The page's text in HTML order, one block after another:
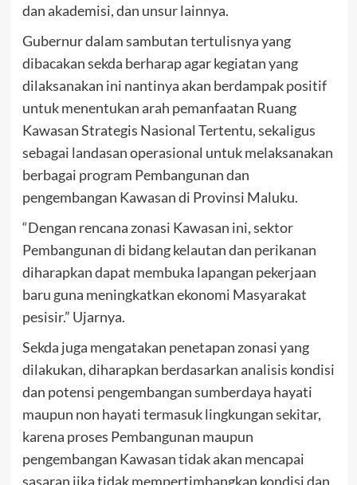
dan akademisi, dan unsur lainnya.
Gubernur dalam sambutan tertulisnya yang
dibacakan sekda berharap agar kegiatan yang
dilaksanakan ini nantinya akan berdampak positif
untuk menentukan arah pemanfaatan Ruang
Kawasan Strategis Nasional Tertentu, sekaligus
sebagai landasan operasional untuk melaksanakan
berbagai program Pembangunan dan
pengembangan Kawasan di Provinsi Maluku.
“Dengan rencana zonasi Kawasan ini, sektor
Pembangunan di bidang kelautan dan perikanan
diharapkan dapat membuka lapangan pekerjaan
baru guna meningkatkan ekonomi Masyarakat
pesisir.” Ujarnya.
Sekda juga mengatakan penetapan zonasi yang
dilakukan, diharapkan berdasarkan analisis kondisi
dan potensi pengembangan sumberdaya hayati
maupun non hayati termasuk lingkungan sekitar,
karena proses Pembangunan maupun
pengembangan Kawasan tidak akan mencapai
sasaran jika tidak mempertimbangkan kondisi dan